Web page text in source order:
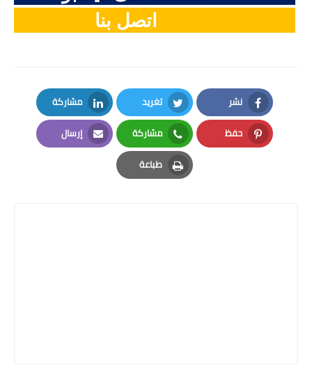
اتصل بنا
نشر
Facebook
تغريد
Twitter
مشاركة
LinkedIn
حفظ
Pinterest
مشاركة
Whatsapp
إرسال
Email
طباعة
Print